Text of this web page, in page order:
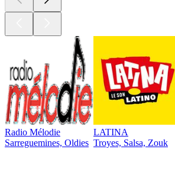
Radio Mélodie
Sarreguemines, Oldies
LATINA
Troyes, Salsa, Zouk